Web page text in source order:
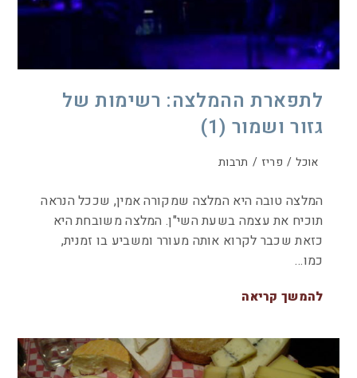
לתפארת ההמלצה: רשימות של
גזור ושמור (1)
אוכל / פריז / תרבות
המלצה טובה היא המלצה שמקורה אמין, שככל הנראה
תוכיח את עצמה בשעת השי"ן. המלצה משובחת היא
כזאת שכבר לקרוא אותה מעורר ומשביע בו זמנית,
כמו…
להמשך קריאה